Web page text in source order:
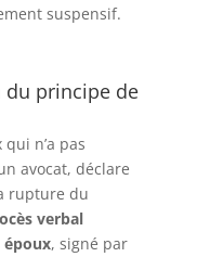
suspensif.
du principe de
n’a pas
avocat, déclare
rupture du
verbal
époux, signé par